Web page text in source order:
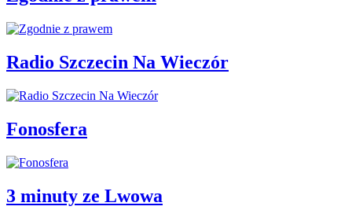
Radio Szczecin Na Wieczór
Fonosfera
3 minuty ze Lwowa